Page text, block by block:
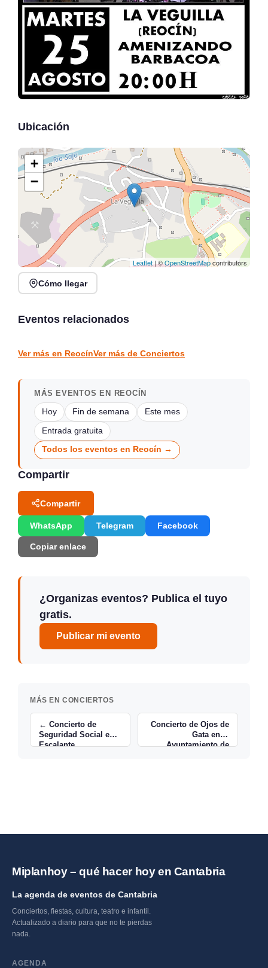
Ubicación
+
−
Leaflet| ©OpenStreetMapcontributors
Cómo llegar
Eventos relacionados
Rosana Garín en directo
Colindres
Ver más en ReocínVer más de Conciertos
MÁS EVENTOS EN REOCÍN
Hoy Fin de semana Este mes
Entrada gratuita
Todos los eventos en Reocín →
Compartir
Compartir
WhatsApp Telegram Facebook
Copiar enlace
¿Organizas eventos? Publica el tuyo
gratis.
Publicar mi evento
MÁS EN CONCIERTOS
← Concierto de
Seguridad Social en
Escalante
Concierto de Ojos de
Gata en el
Ayuntamiento de
Miplanhoy – qué hacer hoy en Cantabria
La agenda de eventos de Cantabria
Conciertos, fiestas, cultura, teatro e infantil.
Actualizado a diario para que no te pierdas
nada.
AGENDA